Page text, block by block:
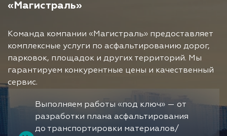
«Магистраль»
Команда компании «Магистраль» предоставляет
комплексные услуги по асфальтированию дорог,
парковок, площадок и других территорий. Мы
гарантируем конкурентные цены и качественный
сервис.
Выполняем работы «под ключ» — от
разработки плана асфальтирования
до транспортировки материалов/